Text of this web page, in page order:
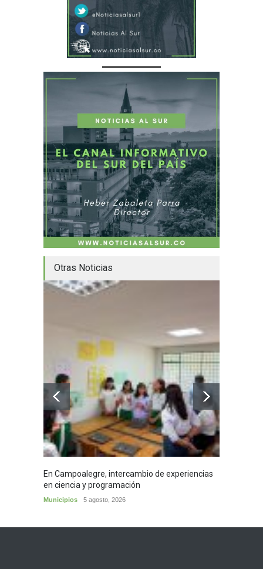
Otras Noticias
En Campoalegre, intercambio de experiencias
en ciencia y programación
Municipios 5 agosto, 2026